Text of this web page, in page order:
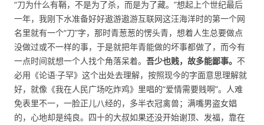
“刀为什么有鞘，不是为了杀，而是为了藏。”想起上个世纪最后
一年，我刚下水准备好好遨游遨游互联网这汪海洋时的第一个网
名里就有一个“刀”字，那时青葱葱的愣头青，想着人生总要做点
没做过或不一样的事，于是就把年青能做的坏事都做了，而今有
一点时间就想一个人找个角落呆着。 吾少也贱，故多能鄙事。 不
必用《论语·子罕》这个出处去理解，按照现今的字面意思理解就
好，就像《我在人民广场吃炸鸡》里唱的“爱情需要贱啊”。人难
免表里不一，一脸正儿八经的，多半衣冠禽兽；满嘴男盗女娼
的，心地却是纯良。四十的大叔如果还没开始谢顶、发福，靠在